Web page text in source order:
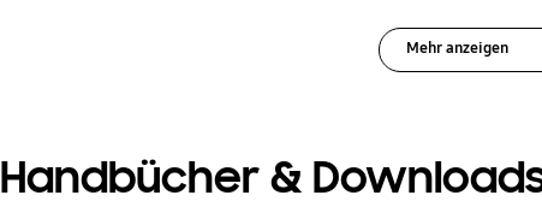
Mehr anzeigen
Handbücher &